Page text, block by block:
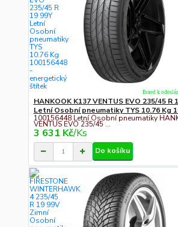
HANKOOK K137 VENTUS EVO 235/45 R
Letní Osobní pneumatiky TYS 10.76 Kg
100156448 Letní Osobní pneumatiky
VENTUS EVO 235/45 ...
3 631 Kč/Ks
Ihned k
Do košíku